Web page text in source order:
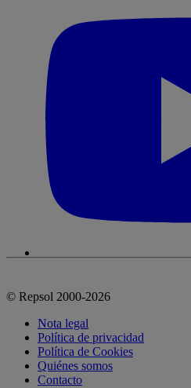
© Repsol 2000-2026
Nota legal
Política de privacidad
Política de Cookies
Quiénes somos
Contacto